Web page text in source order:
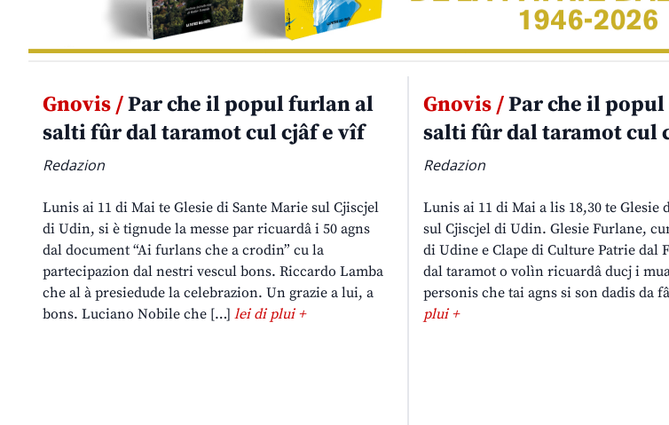
Gnovis /Par che il popul furlan al
salti fûr dal taramot cul cjâf e vîf
Redazion
Lunis ai 11 di Mai te Glesie di Sante Marie sul Cjiscjel
di Udin, si è tignude la messe par ricuardâ i 50 agns
dal document “Ai furlans che a crodin” cu la
partecipazion dal nestri vescul bons. Riccardo Lamba
che al à presiedude la celebrazion. Un grazie a lui, a
bons. Luciano Nobile che […] lei di plui +
Gnovis /Par che il
salti fûr dal taramot cul
Redazion
Lunis ai 11 di Mai a lis 18,30 te Glesie
sul Cjiscjel di Udin. Glesie Furlane,
di Udine e Clape di Culture Patrie dal
dal taramot o volìn ricuardâ ducj i
personis che tai agns si son dadis da
plui +